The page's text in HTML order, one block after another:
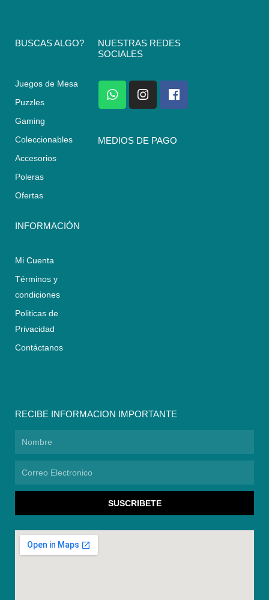
BUSCAS ALGO?
Juegos de Mesa
Puzzles
Gaming
Coleccionables
Accesorios
Poleras
Ofertas
INFORMACIÓN
Mi Cuenta
Términos y
condiciones
Politicas de
Privacidad
Contáctanos
NUESTRAS REDES
SOCIALES
W
h
a
s
I
n
s
a
F
a
c
b
MEDIOS DE PAGO
RECIBE INFORMACION IMPORTANTE
SUSCRIBETE